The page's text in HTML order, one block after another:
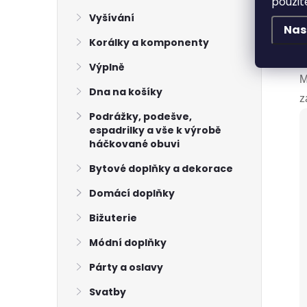
Vyšívání
Korálky a komponenty
Výplně
Dna na košíky
Podrážky, podešve,
espadrilky a vše k výrobě
háčkované obuvi
Bytové doplňky a dekorace
Domácí doplňky
Bižuterie
Módní doplňky
Párty a oslavy
Svatby